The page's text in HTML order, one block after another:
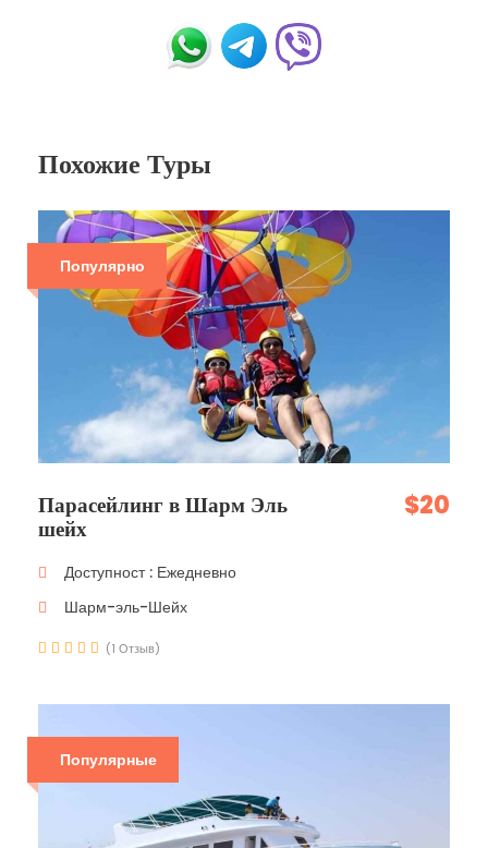
Похожие Туры
Популярно
Парасейлинг в Шарм Эль
шейх
$20
Доступност : Ежедневно
Шарм-эль-Шейх
(1 Отзыв)
Популярные